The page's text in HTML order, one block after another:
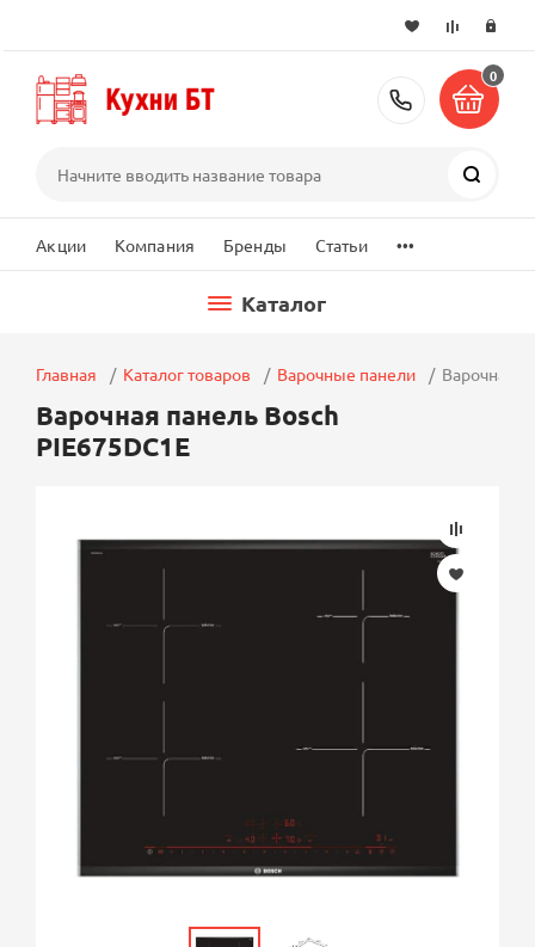
+7 (495)
0
Акции Компания Бренды Статьи ...
Каталог
Главная Каталог товаров Варочные панели Варочная
Варочная панель Bosch
PIE675DC1E